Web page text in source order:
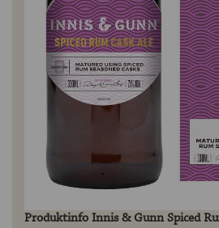
Produktinfo Innis & Gunn Spiced